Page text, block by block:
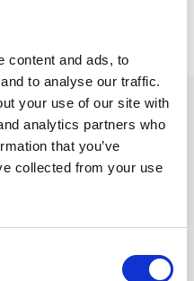
content and ads, to
to analyse our traffic.
your use of our site with
analytics partners who
that you’ve
collected from your use
är 269 kr (2026-08-07)
även på